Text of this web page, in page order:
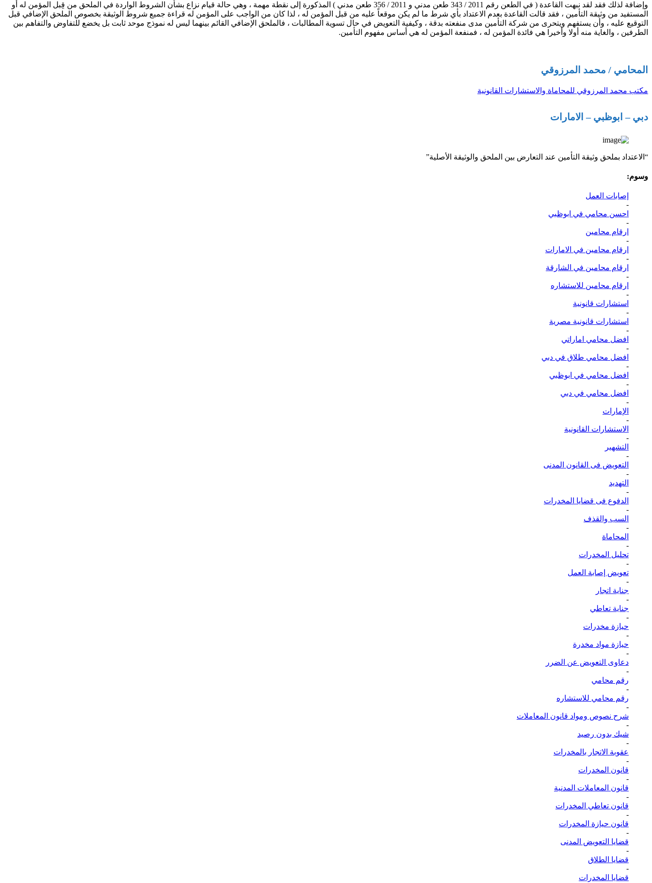
وإضافة لذلك فقد لقد نبهت القاعدة ( في الطعن رقم 2011 / 343 طعن مدني و 2011 / 356 طعن مدني ) المذكورة إلى نقطة مهمة ، وهي حالة قيام نزاع بشأن الشروط الواردة في الملحق من قِبل المؤمن له أو
المستفيد من وثيقة التأمين ، فقد قالت القاعدة بعدم الاعتداد بأي شرط ما لم يكن موقعاً عليه من قبل المؤمن له ، لذا كان من الواجب على المؤمن له قراءة جميع شروط الوثيقة بخصوص الملحق الإضافي قبل
التوقيع عليه ، وأن يستفهم ويتحرى من شركة التأمين مدى منفعته بدقة ، وكيفية التعويض في حال تسوية المطالبات ، فالملحق الإضافي القائم بينهما ليس له نموذج موحد ثابت بل يخضع للتفاوض والتفاهم بين
الطرفين ، والغاية منه أولا وأخيرا هي فائدة المؤمن له ، فمنفعة المؤمن له هي أساس مفهوم التأمين.
المحامي / محمد المرزوقي
مكتب محمد المرزوقي للمحاماة والاستشارات القانونية
دبي – ابوظبي – الامارات
“الاعتداد بملحق وثيقة التأمين عند التعارض بين الملحق والوثيقة الأصلية”
وسوم:
إصابات العمل
-
احسن محامي في ابوظبي
-
ارقام محامين
-
ارقام محامين في الامارات
-
ارقام محامين في الشارقة
-
ارقام محامين للاستشاره
-
استشارات قانونية
-
استشارات قانونية مصرية
-
افضل محامي اماراتي
-
افضل محامي طلاق في دبي
-
افضل محامي في ابوظبي
-
افضل محامي في دبي
-
الإمارات
-
الاستشارات القانونية
-
التشهير
-
التعويض فى القانون المدنى
-
التهديد
-
الدفوع فى قضايا المخدرات
-
السب والقذف
-
المحاماة
-
تحليل المخدرات
-
تعويض إصابة العمل
-
جناية اتجار
-
جناية تعاطي
-
حيازة مخدرات
-
حيازة مواد مخدرة
-
دعاوى التعويض عن الضرر
-
رقم محامي
-
رقم محامي للاستشاره
-
شرح نصوص ومواد قانون المعاملات
-
شيك بدون رصيد
-
عقوبة الاتجار بالمخدرات
-
قانون المخدرات
-
قانون المعاملات المدنية
-
قانون تعاطي المخدرات
-
قانون حيازة المخدرات
-
قضايا التعويض المدنى
-
قضايا الطلاق
-
قضايا المخدرات